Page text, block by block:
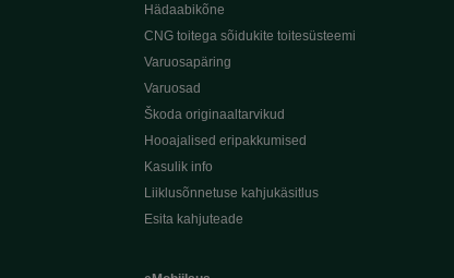
Hädaabikõne
CNG toitega sõidukite toitesüsteemi
Varuosapäring
Varuosad
Škoda originaaltarvikud
Hooajalised eripakkumised
Kasulik info
Liiklusõnnetuse kahjukäsitlus
Esita kahjuteade